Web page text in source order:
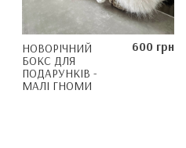
НОВОРІЧНИЙ
БОКС ДЛЯ
ПОДАРУНКІВ -
МАЛІ ГНОМИ
600 грн